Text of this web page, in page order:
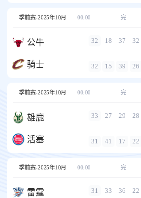
季前赛-2025年10月 00:00 完
公牛
骑士
32 18 37 32
32 15 39 26
季前赛-2025年10月 00:00 完
雄鹿
活塞
33 27 29 28
31 41 17 22
季前赛-2025年10月 00:00 完
雷霆 31 33 36 22